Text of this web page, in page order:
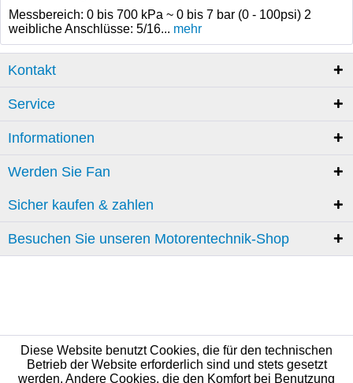
Messbereich: 0 bis 700 kPa ~ 0 bis 7 bar (0 - 100psi) 2
weibliche Anschlüsse: 5/16... mehr
Kontakt
Service
Informationen
Werden Sie Fan
Sicher kaufen & zahlen
Besuchen Sie unseren Motorentechnik-Shop
Diese Website benutzt Cookies, die für den technischen
Betrieb der Website erforderlich sind und stets gesetzt
werden. Andere Cookies, die den Komfort bei Benutzung